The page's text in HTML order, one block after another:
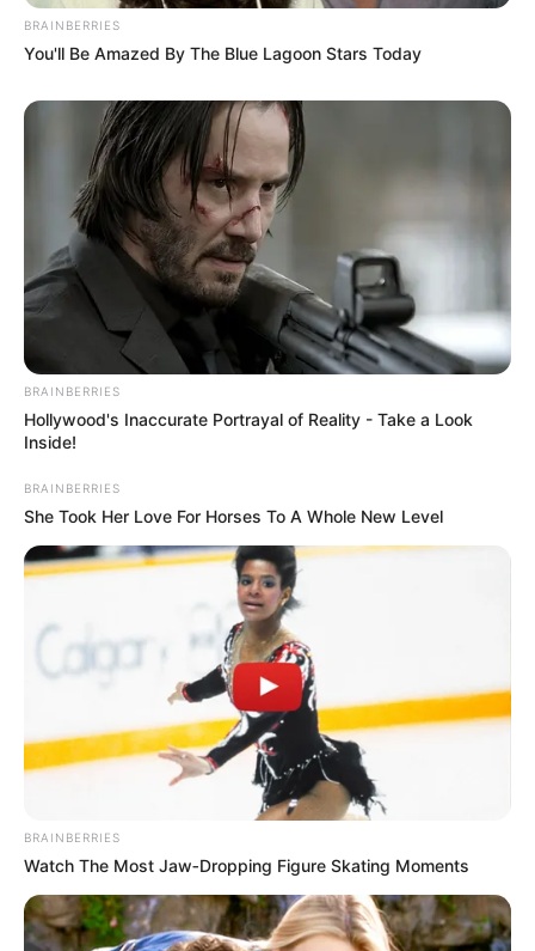
BRAINBERRIES
You'll Be Amazed By The Blue Lagoon Stars Today
BRAINBERRIES
Hollywood's Inaccurate Portrayal of Reality - Take a Look
Inside!
BRAINBERRIES
She Took Her Love For Horses To A Whole New Level
BRAINBERRIES
Watch The Most Jaw‑Dropping Figure Skating Moments